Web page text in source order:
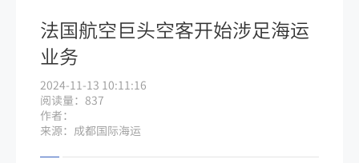
法国航空巨头空客开始涉足海运
业务
2024-11-13 10:11:16
阅读量：837
作者：
来源：成都国际海运